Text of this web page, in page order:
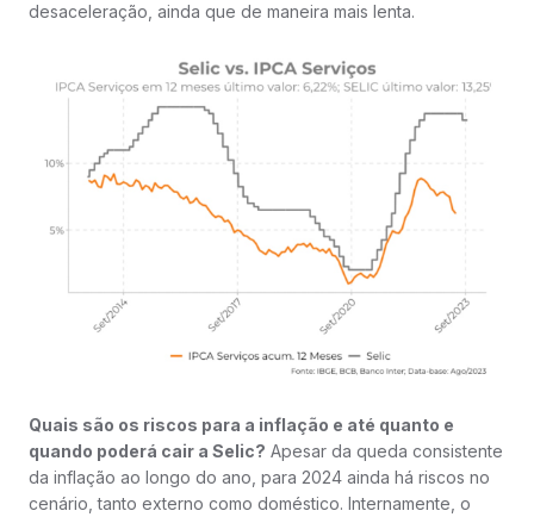
desaceleração, ainda que de maneira mais lenta.
Quais são os riscos para a inflação e até quanto e
quando poderá cair a Selic? Apesar da queda consistente
da inflação ao longo do ano, para 2024 ainda há riscos no
cenário, tanto externo como doméstico. Internamente, o